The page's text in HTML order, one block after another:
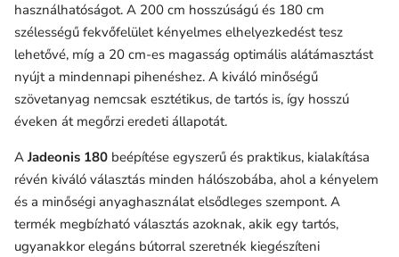
használhatóságot. A 200 cm hosszúságú és 180 cm
szélességű fekvőfelület kényelmes elhelyezkedést tesz
lehetővé, míg a 20 cm-es magasság optimális alátámasztást
nyújt a mindennapi pihenéshez. A kiváló minőségű
szövetanyag nemcsak esztétikus, de tartós is, így hosszú
éveken át megőrzi eredeti állapotát.
A Jadeonis 180 beépítése egyszerű és praktikus, kialakítása
révén kiváló választás minden hálószobába, ahol a kényelem
és a minőségi anyaghasználat elsődleges szempont. A
termék megbízható választás azoknak, akik egy tartós,
ugyanakkor elegáns bútorral szeretnék kiegészíteni